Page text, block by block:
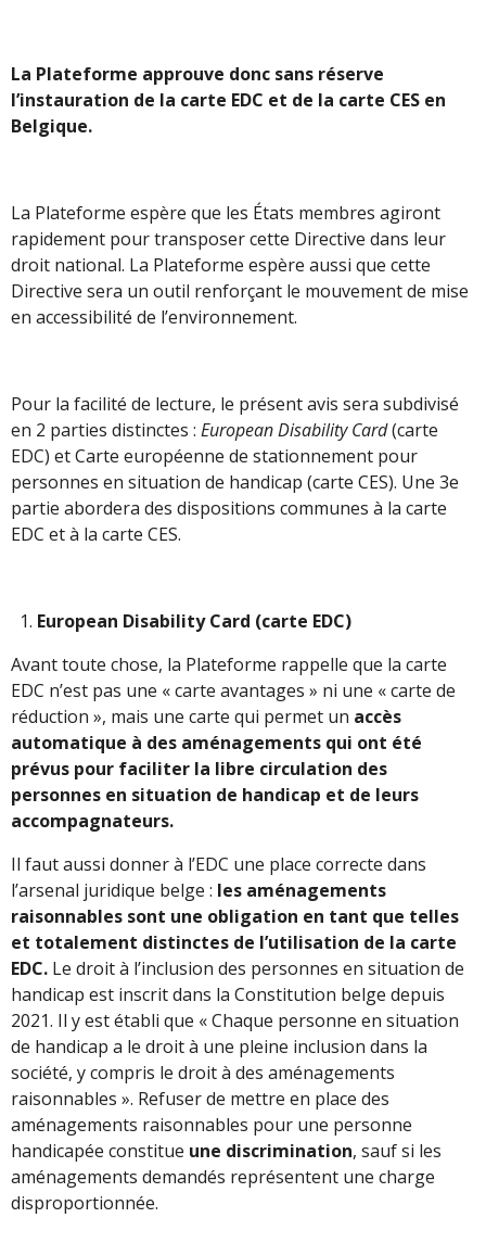
La Plateforme approuve donc sans réserve
l’instauration de la carte EDC et de la carte CES en
Belgique.
La Plateforme espère que les États membres agiront
rapidement pour transposer cette Directive dans leur
droit national. La Plateforme espère aussi que cette
Directive sera un outil renforçant le mouvement de mise
en accessibilité de l’environnement.
Pour la facilité de lecture, le présent avis sera subdivisé
en 2 parties distinctes : European Disability Card(carte
EDC) et Carte européenne de stationnement pour
personnes en situation de handicap (carte CES). Une 3e
partie abordera des dispositions communes à la carte
EDC et à la carte CES.
European Disability Card (carte EDC)
Avant toute chose, la Plateforme rappelle que la carte
EDC n’est pas une « carte avantages » ni une « carte de
réduction », mais une carte qui permet un accès
automatique à des aménagements qui ont été
prévus pour faciliter la libre circulation des
personnes en situation de handicap et de leurs
accompagnateurs.
Il faut aussi donner à l’EDC une place correcte dans
l’arsenal juridique belge : les aménagements
raisonnables sont une obligation en tant que telles
et totalement distinctes de l’utilisation de la carte
EDC. Le droit à l’inclusion des personnes en situation de
handicap est inscrit dans la Constitution belge depuis
2021. Il y est établi que « Chaque personne en situation
de handicap a le droit à une pleine inclusion dans la
société, y compris le droit à des aménagements
raisonnables ». Refuser de mettre en place des
aménagements raisonnables pour une personne
handicapée constitue une discrimination, sauf si les
aménagements demandés représentent une charge
disproportionnée.